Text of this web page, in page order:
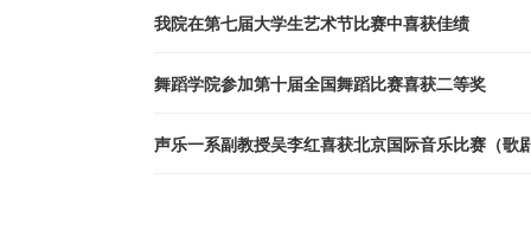
我院在第七届大学生艺术节比赛中喜获佳绩
舞蹈学院参加第十届全国舞蹈比赛喜获二等奖
声乐一系副教授吴李红喜获北京国际音乐比赛（歌